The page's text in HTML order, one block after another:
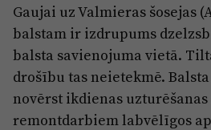
Gaujai uz Valmieras šosejas
balstam ir izdrupums
balsta savienojuma vietā.
drošību tas neietekmē.
novērst ikdienas
remontdarbiem labvēlīgos